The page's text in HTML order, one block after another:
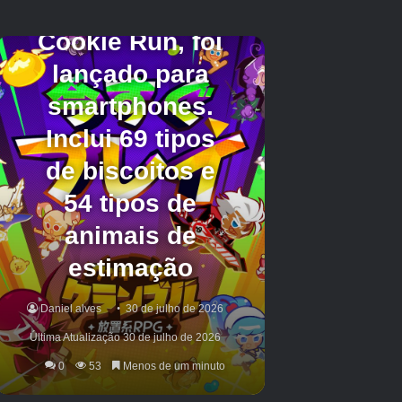
Quando se trata de onde você deve gastar
seus Ossos, é hora de ir ao Empório. Ele está
localizado na parte sul de Ossex, logo ao norte
da entrada de Southern Outskirts: Common e
diretamente acima da Hollower’s Guild. Compre
pelo menos uma Health Rose e o Spark
Upgrade, pois eles o ajudarão a permanecer
vivo por mais tempo. Se você tiver ossos
sobressalentes suficientes, você também pode
comprar uma atualização de Vial Pouch.
No entanto, atualizações não são a única coisa
em que você deve gastar seus ossos; também
vale a pena dedicar um tempo para consertar a
Guilda dos Hollowers e comprar o Mapa da
Ilha. Esta é uma das atualizações úteis que